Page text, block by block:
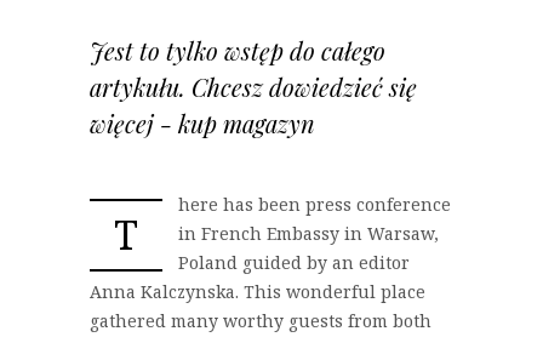
Jest to tylko wstęp do całego
artykułu. Chcesz dowiedzieć się
więcej - kup magazyn
T
here has been press conference
in French Embassy in Warsaw,
Poland guided by an editor
Anna Kalczynska. This wonderful place
gathered many worthy guests from both